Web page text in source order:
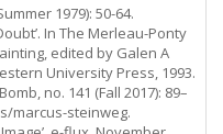
1979): 50-64.
In The Merleau-Ponty
edited by Galen A
University Press, 1993.
no. 141 (Fall 2017): 89–
marcus-steinweg.